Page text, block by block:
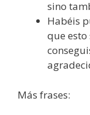
sino
Habéis
que
Más frases: